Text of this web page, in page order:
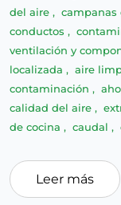
del aire , campanas
conductos ,
ventilación y
localizada , aire
contaminación ,
calidad del aire ,
de cocina , caudal ,
Leer más